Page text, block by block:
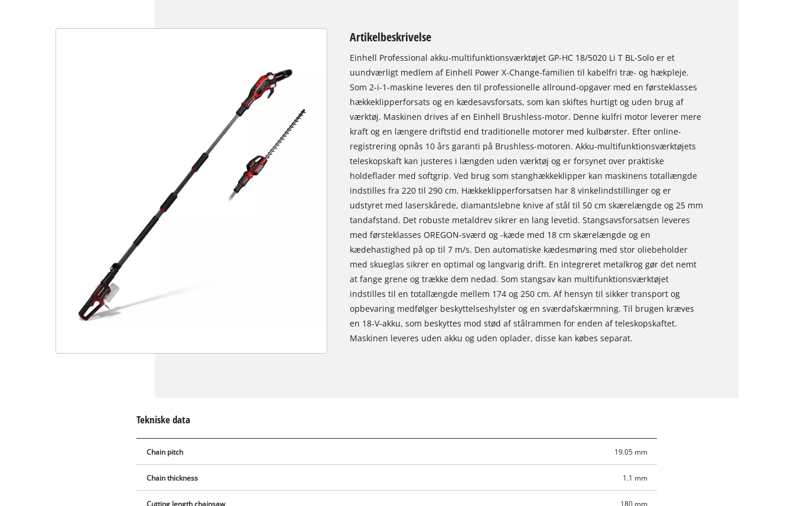
Artikelbeskrivelse
Einhell Professional akku-multifunktionsværktøjet GP-HC 18/5020 Li T BL-Solo er et
uundværligt medlem af Einhell Power X-Change-familien til kabelfri træ- og hækpleje.
Som 2-i-1-maskine leveres den til professionelle allround-opgaver med en førsteklasses
hækkeklipperforsats og en kædesavsforsats, som kan skiftes hurtigt og uden brug af
værktøj. Maskinen drives af en Einhell Brushless-motor. Denne kulfri motor leverer mere
kraft og en længere driftstid end traditionelle motorer med kulbørster. Efter online-
registrering opnås 10 års garanti på Brushless-motoren. Akku-multifunktionsværktøjets
teleskopskaft kan justeres i længden uden værktøj og er forsynet over praktiske
holdeflader med softgrip. Ved brug som stanghækkeklipper kan maskinens totallængde
indstilles fra 220 til 290 cm. Hækkeklipperforsatsen har 8 vinkelindstillinger og er
udstyret med laserskårede, diamantslebne knive af stål til 50 cm skærelængde og 25 mm
tandafstand. Det robuste metaldrev sikrer en lang levetid. Stangsavsforsatsen leveres
med førsteklasses OREGON-sværd og -kæde med 18 cm skærelængde og en
kædehastighed på op til 7 m/s. Den automatiske kædesmøring med stor oliebeholder
med skueglas sikrer en optimal og langvarig drift. En integreret metalkrog gør det nemt
at fange grene og trække dem nedad. Som stangsav kan multifunktionsværktøjet
indstilles til en totallængde mellem 174 og 250 cm. Af hensyn til sikker transport og
opbevaring medfølger beskyttelseshylster og en sværdafskærmning. Til brugen kræves
en 18-V-akku, som beskyttes mod stød af stålrammen for enden af teleskopskaftet.
Maskinen leveres uden akku og uden oplader, disse kan købes separat.
Tekniske data
Chain pitch 19.05 mm
Chain thickness 1.1 mm
Cutting length chainsaw 180 mm